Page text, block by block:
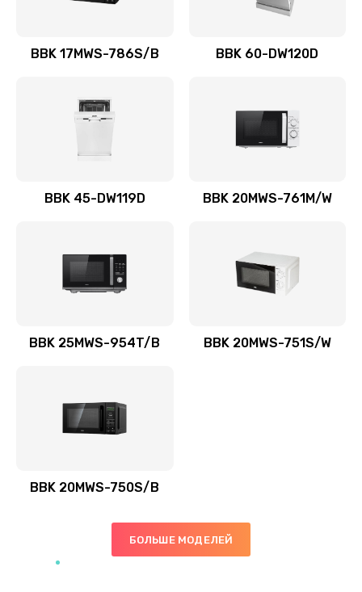
BBK 17MWS-786S/B BBK 60-DW120D
BBK 45-DW119D BBK 20MWS-761M/W
BBK 25MWS-954T/B BBK 20MWS-751S/W
BBK 20MWS-750S/B
БОЛЬШЕ МОДЕЛЕЙ